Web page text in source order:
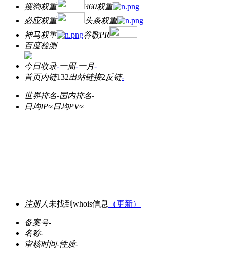
搜狗权重
360权重
必应权重
头条权重
神马权重
谷歌PR
百度检测
今日收录-一周-一月-
首页内链132出站链接2反链-
世界排名-国内排名-
日均IP≈日均PV≈
注册人 未找到whois信息 （更新）
备案号-
名称-
审核时间-性质-